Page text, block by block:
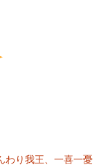
り我王、一喜一憂